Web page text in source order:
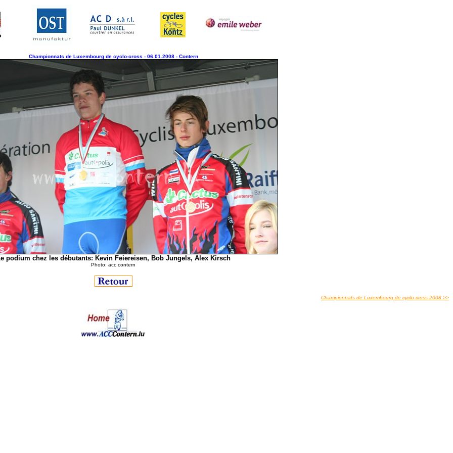
Championnats de Luxembourg de cyclo-cross - 06.01.2008 - Contern
podium chez les débutants: Kevin Feiereisen, Bob Jungels, Alex Kirsch
Photo: acc contern
Championnats de Luxembourg de cyclo-cross 2008 >>